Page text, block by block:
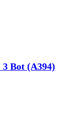
Bot (A394)